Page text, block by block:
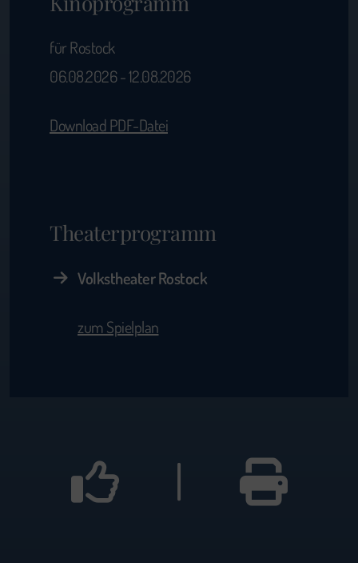
für Rostock
06.08.2026 - 12.08.2026
Download PDF-Datei
Theaterprogramm
Volkstheater Rostock
zum Spielplan
|